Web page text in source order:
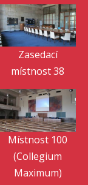
Zasedací
místnost 38
Místnost 100
(Collegium
Maximum)